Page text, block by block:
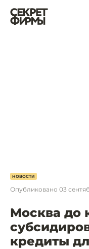
НОВОСТИ
Опубликовано 03
Москва до
кредиты